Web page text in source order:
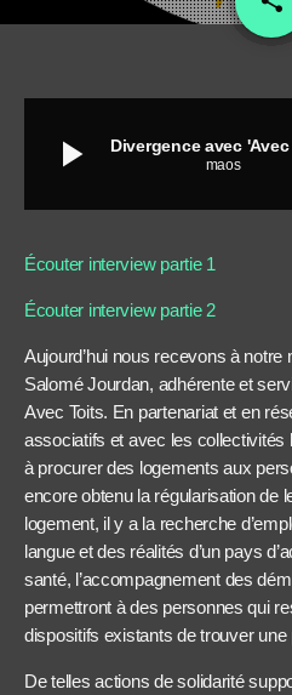
play_arrow Divergence avec
maos
Écouter interview partie 1
Écouter interview partie 2
Aujourd’hui nous recevons à
Salomé Jourdan, adhérente et
Avec Toits. En partenariat et en
associatifs et avec les collectivités
à procurer des logements aux
encore obtenu la régularisation de
logement, il y a la recherche
langue et des réalités d’un pays
santé, l’accompagnement des
permettront à des personnes qui
dispositifs existants de trouver
De telles actions de solidarité